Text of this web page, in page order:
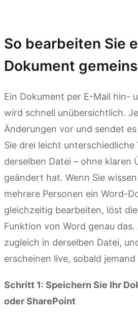
So bearbeiten Sie
Dokument
Ein Dokument per E-Mail hin-
wird schnell unübersichtlich.
Änderungen vor und sendet
Sie drei leicht unterschiedliche
derselben Datei – ohne klaren
geändert hat. Wenn Sie
mehrere Personen ein Word-
gleichzeitig bearbeiten, löst
Funktion von Word genau das.
zugleich in derselben Datei,
erscheinen live, sobald
Schritt 1: Speichern Sie Ihr
oder SharePoint